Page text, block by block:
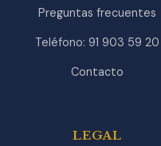
Preguntas frecuentes
Teléfono: 91 903 59 20
Contacto
LEGAL